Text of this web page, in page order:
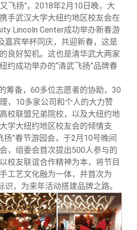
飞扬”。2018年2月10日晚，大
手武汉大学大纽约地区校友会在
Lincoln Center成功举办新春游
嘉宾举杯同庆，共迎新春，这是
良好契机。这也是清华武大两家
约成功举办的“清武飞扬”品牌春
筹备，60多位志愿者的协助，30
，10多家公司和个人的大力赞
校联盟兄弟院校，以及大纽约地
学大纽约地区校友会的倾情支
扬”春节游园会，于2月10号晚间
，组委会首次提出500人参与的
校友联谊合作精神为本，将节目
工艺文化融为一体，并首次为
识，为来年活动搭建品牌之路。